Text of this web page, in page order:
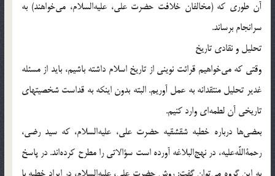
آن طورى كه (مخالفان خلافت حضرت على، عليه‌السلام، مى‌خواهند) به
سرانجام برساند.
تحليل و نقادى تاريخ
وقتى كه مى‌خواهيم قرائت نوينى از تاريخ اسلام داشته باشيم، بايد از مسئله
غدير تحليل منتقدانه به عمل آوريم. البته بدون اينكه به قداست شخصيتهاى
تاريخى آن لطمه‌اى وارد كنيم.
بعضى‌ها درباره خطبه شقشقيه حضرت على، عليه‌السلام، كه سيد رضى،
رحمةاللَّه‌عليه، در نهج‌البلاغه آورده است سؤالاتى را مطرح كرده‌اند. در پاسخ